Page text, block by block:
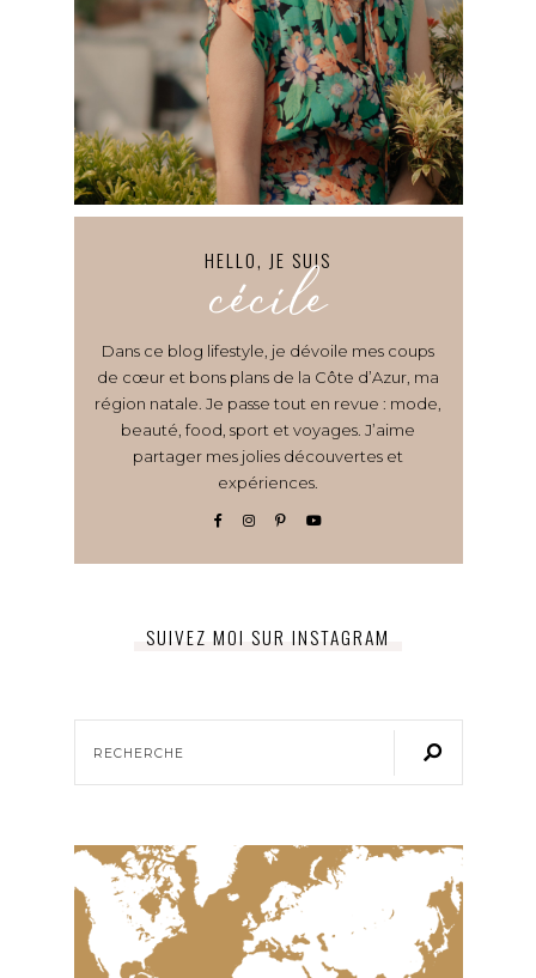
HELLO, JE SUIS
cécile
Dans ce blog lifestyle, je dévoile mes coups
de cœur et bons plans de la Côte d’Azur, ma
région natale. Je passe tout en revue : mode,
beauté, food, sport et voyages. J’aime
partager mes jolies découvertes et
expériences.
SUIVEZ MOI SUR INSTAGRAM